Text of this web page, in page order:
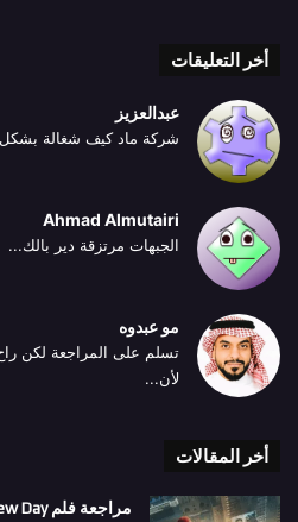
أخر التعليقات
عبدالعزيز
شركة ماد كيف شغالة بشكل
Ahmad Almutairi
الجبهات مرتزقة دير بالك...
مو عبدوه
تسلم على المراجعة لكن راح
لأن...
أخر المقالات